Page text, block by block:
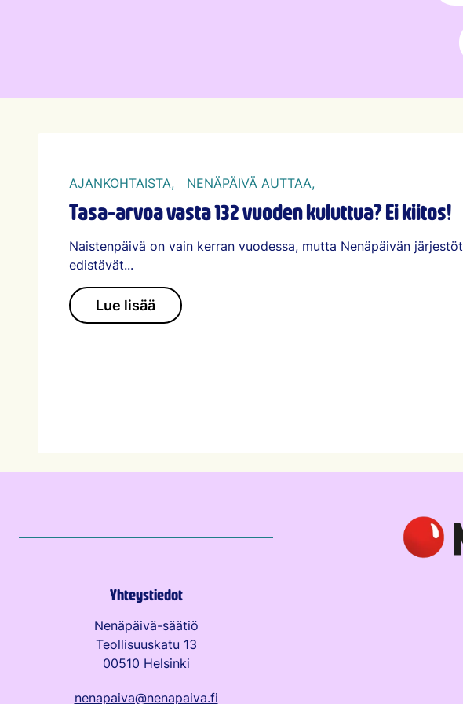
AJANKOHTAISTA, NENÄPÄIVÄ AUTTAA,
Tasa-arvoa vasta 132 vuoden kuluttua? Ei kiitos!
Naistenpäivä on vain kerran vuodessa, mutta Nenäpäivän järjestöt
edistävät...
Lue lisää
Yhteystiedot
Nenäpäivä-säätiö
Teollisuuskatu 13
00510 Helsinki
nenapaiva@nenapaiva.fi